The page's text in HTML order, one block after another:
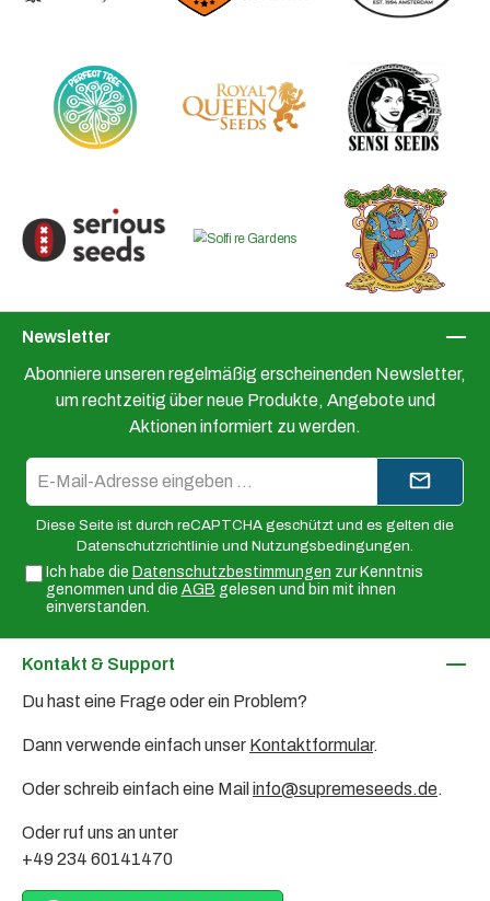
Newsletter
Abonniere unseren regelmäßig erscheinenden Newsletter,
um rechtzeitig über neue Produkte, Angebote und
Aktionen informiert zu werden.
Mail-
Adresse*
Diese Seite ist durch reCAPTCHA geschützt und es gelten die
Datenschutzrichtlinie und Nutzungsbedingungen.
Ich habe die Datenschutzbestimmungen zur Kenntnis
genommen und die AGB gelesen und bin mit ihnen
einverstanden.
Kontakt & Support
Du hast eine Frage oder ein Problem?
Dann verwende einfach unser Kontaktformular.
Oder schreib einfach eine Mail info@supremeseeds.de.
Oder ruf uns an unter
+49 234 60141470